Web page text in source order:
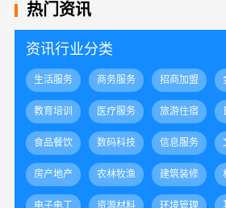
热门资讯
资讯行业分类
生活服务 商务服务 招商加盟
教育培训 医疗服务 旅游住宿
食品餐饮 数码科技 信息服务
房产地产 农林牧渔 建筑装修
电子电工 资源材料 环境管理